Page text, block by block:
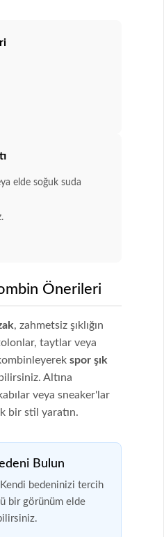
elde soğuk suda
Önerileri
, zahmetsiz şıklığın
taytlar veya
spor şık
Altına
veya sneaker'lar
bir stil yaratın.
Bulun
Kendi bedeninizi tercih
bir görünüm elde